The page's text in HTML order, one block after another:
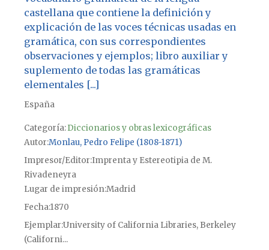
castellana que contiene la definición y
explicación de las voces técnicas usadas en
gramática, con sus correspondientes
observaciones y ejemplos; libro auxiliar y
suplemento de todas las gramáticas
elementales [...]
España
Categoría:Diccionarios y obras lexicográficas
Autor Monlau, Pedro Felipe (1808-1871)
Impresor/Editor Imprenta y Estereotipia de M.
Rivadeneyra
Lugar de impresiónMadrid
Fecha1870
Ejemplar University of California Libraries, Berkeley
(Californi...